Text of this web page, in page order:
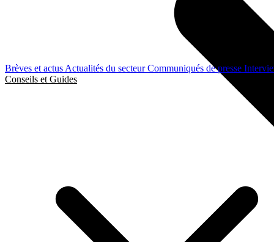
Brèves et actusActualités du secteurCommuniqués de presse
Conseils et Guides